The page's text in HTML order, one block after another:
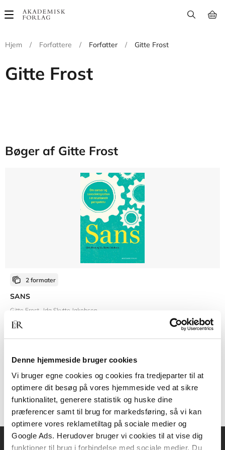
Denne hjemmeside bruger cookies
Vi bruger egne cookies og cookies fra tredjeparter til at
optimere dit besøg på vores hjemmeside ved at sikre
funktionalitet, generere statistik og huske dine
præferencer samt til brug for markedsføring, så vi kan
optimere vores reklametiltag på sociale medier og
Google Ads. Herudover bruger vi cookies til at vise dig
funktioner til brug i forbindelse med sociale medier. Du
Main
Hjem
/ Forfattere / Forfatter / Gitte Frost
Gitte Frost
Bøger af Gitte Frost
2 formater
SANS
Gitte Frost Ida Skytte Jakobsen
269,95 KR.